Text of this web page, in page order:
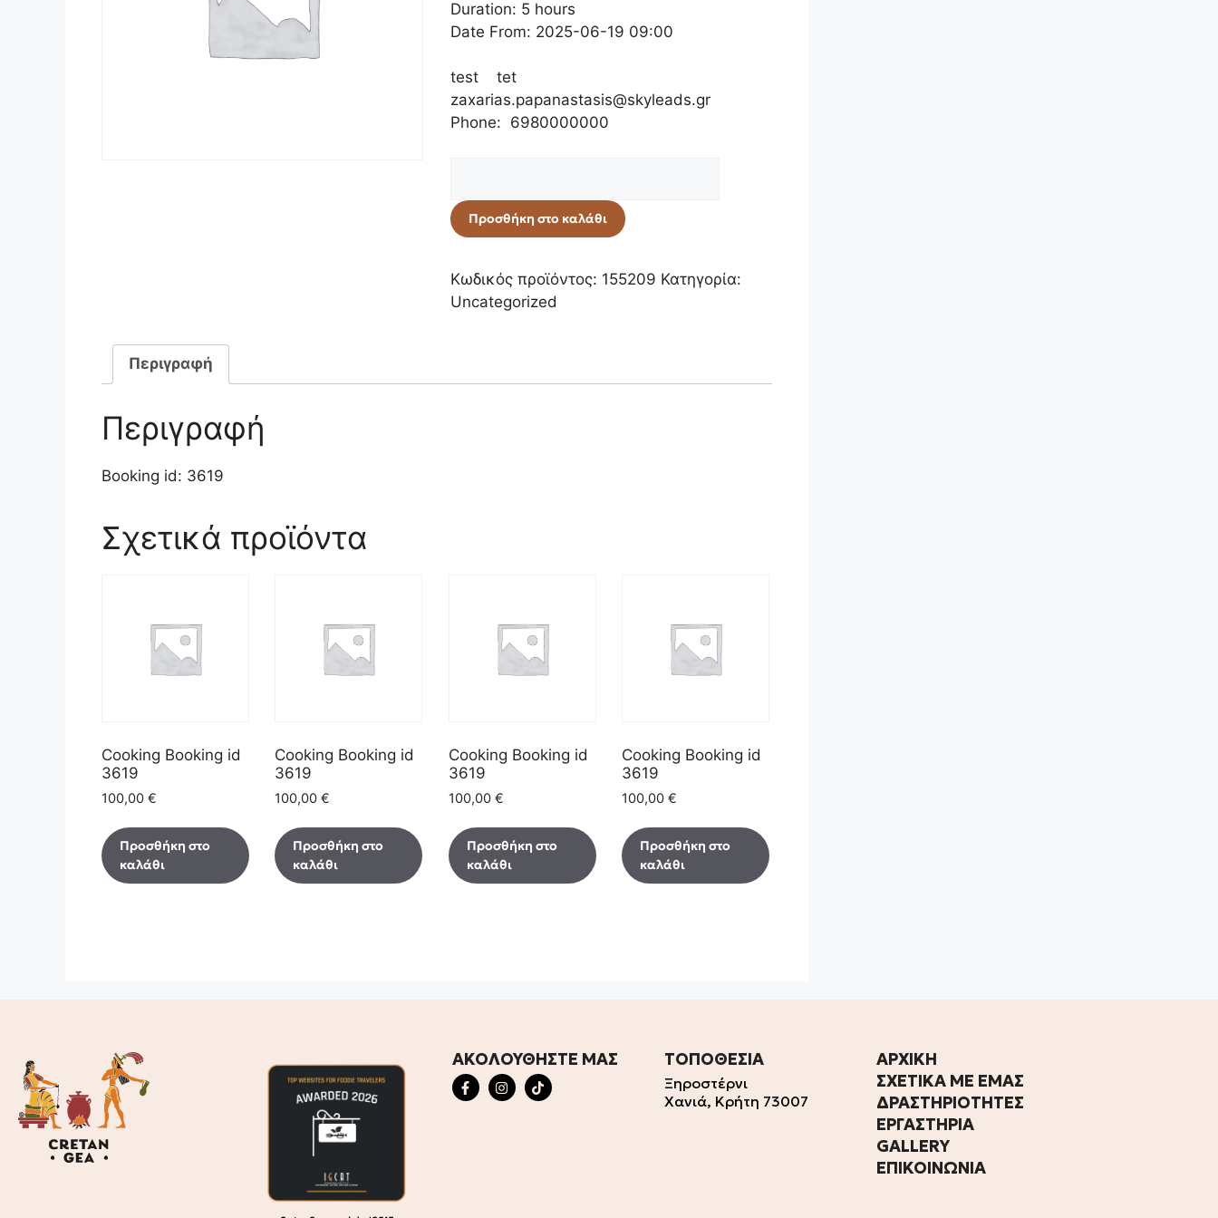
Duration: 5 hours
Date From: 2025-06-19 09:00
test tet
zaxarias.papanastasis@skyleads.gr
Phone: 6980000000
Προσθήκη στο καλάθι
Κωδικός προϊόντος: 155209 Κατηγορία:
Uncategorized
Περιγραφή
Περιγραφή
Booking id: 3619
Σχετικά προϊόντα
Cooking Booking id
3619
100,00 €
Προσθήκη στο
καλάθι
Cooking Booking id
3619
100,00€
Προσθήκη στο
καλάθι
Cooking Booking id
3619
100,00 €
Προσθήκη στο
καλάθι
Cooking Booking id
3619
100,00 €
Προσθήκη στο
καλάθι
ΑΚΟΛΟΥΘΗΣΤΕ ΜΑΣ ΤΟΠΟΘΕΣΙΑ
Ξηροστέρνι
Χανιά, Κρήτη 73007
ΑΡΧΙΚΗ
ΣΧΕΤΙΚΑ ΜΕ ΕΜΑΣ
ΔΡΑΣΤΗΡΙΟΤΗΤΕΣ
ΕΡΓΑΣΤΗΡΙΑ
GALLERY
ΕΠΙΚΟΙΝΩΝΙΑ